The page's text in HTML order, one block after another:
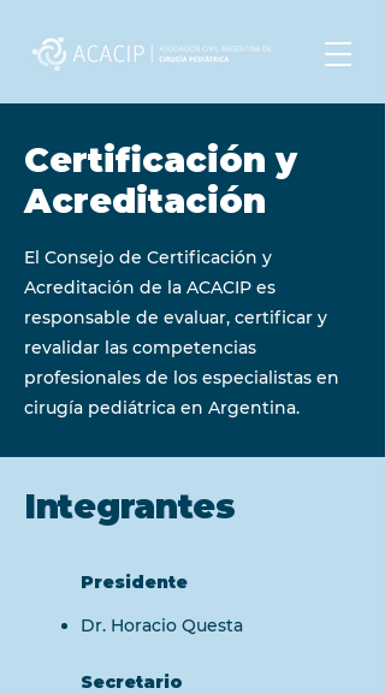
Certificación y
Acreditación
El Consejo de Certificación y
Acreditación de la ACACIP es
responsable de evaluar, certificar y
revalidar las competencias
profesionales de los especialistas en
cirugía pediátrica en Argentina.
Integrantes
Presidente
Dr. Horacio Questa
Secretario